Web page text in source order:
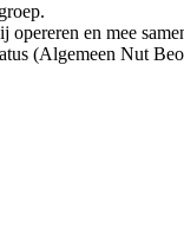
opereren en mee
(Algemeen Nut